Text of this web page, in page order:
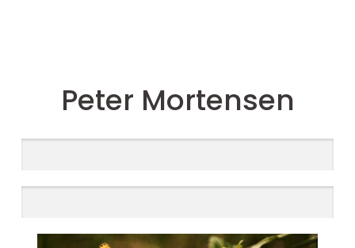
Peter Mortensen